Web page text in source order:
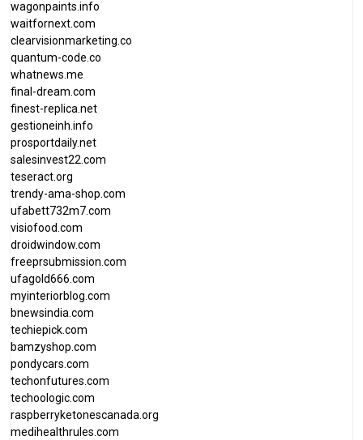
wagonpaints.info
waitfornext.com
clearvisionmarketing.co
quantum-code.co
whatnews.me
final-dream.com
finest-replica.net
gestioneinh.info
prosportdaily.net
salesinvest22.com
teseract.org
trendy-ama-shop.com
ufabett732m7.com
visiofood.com
droidwindow.com
freeprsubmission.com
ufagold666.com
myinteriorblog.com
bnewsindia.com
techiepick.com
bamzyshop.com
pondycars.com
techonfutures.com
techoologic.com
raspberryketonescanada.org
medihealthrules.com